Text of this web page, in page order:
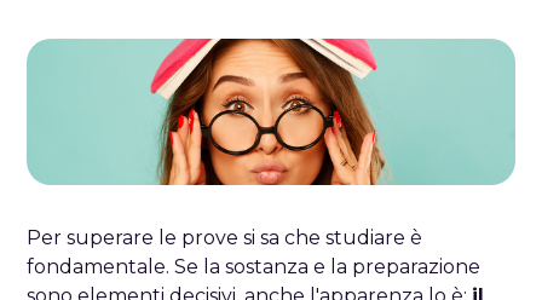
Per superare le prove si sa che studiare è
fondamentale. Se la sostanza e la preparazione
sono elementi decisivi, anche l'apparenza lo è: il